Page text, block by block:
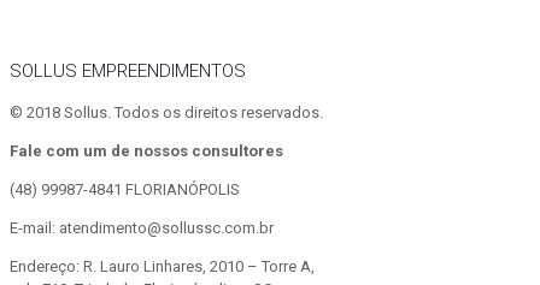
SOLLUS EMPREENDIMENTOS
© 2018 Sollus. Todos os direitos reservados.
Fale com um de nossos consultores
(48) 99987-4841 FLORIANÓPOLIS
E-mail: atendimento@sollussc.com.br
Endereço: R. Lauro Linhares, 2010 – Torre A,